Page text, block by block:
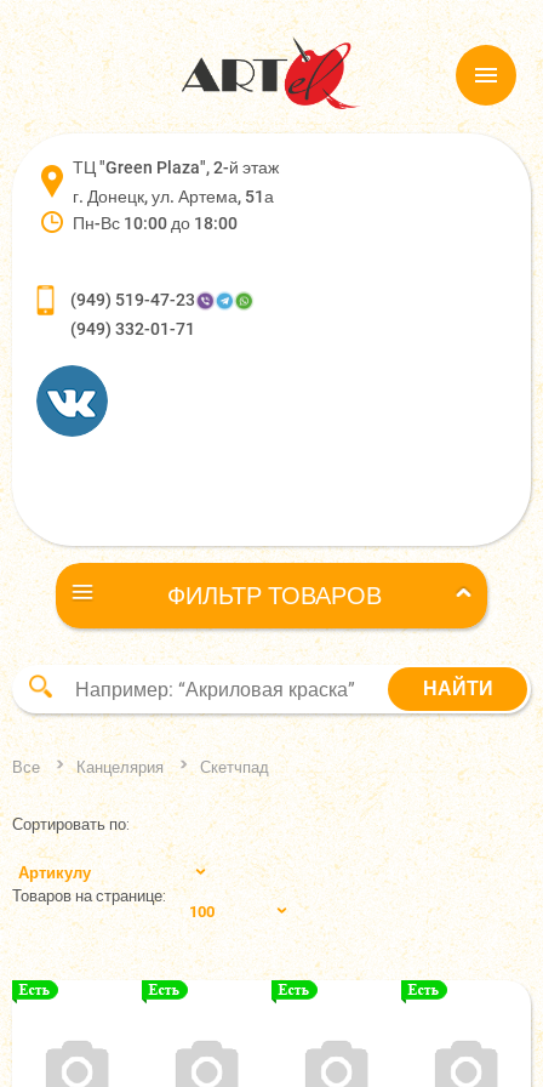
ТЦ "Green Plaza", 2-й этаж
г. Донецк, ул. Артема, 51а
Пн-Вс 10:00 до 18:00
(949) 519-47-23
(949) 332-01-71
ФИЛЬТР ТОВАРОВ
Все Канцелярия Скетчпад
Сортировать по:
Артикулу
Товаров на странице:
100